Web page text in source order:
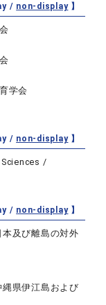
/ non-display】
学会
/ non-display】
/
/ non-display】
及び離島の対外
県伊江島および